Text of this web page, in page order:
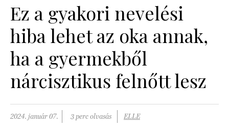
SZÉPSÉG
PSZICHÉ
PÁRKAPCSOLAT
Ez a gyakori nevelési
hiba lehet az oka annak,
ha a gyermekből
nárcisztikus felnőtt lesz
2024. január 07. 3 perc olvasás ELLE